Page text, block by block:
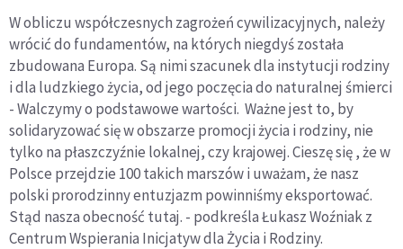
W obliczu współczesnych zagrożeń cywilizacyjnych, należy
wrócić do fundamentów, na których niegdyś została
zbudowana Europa. Są nimi szacunek dla instytucji rodziny
i dla ludzkiego życia, od jego poczęcia do naturalnej śmierci
- Walczymy o podstawowe wartości. Ważne jest to, by
solidaryzować się w obszarze promocji życia i rodziny, nie
tylko na płaszczyźnie lokalnej, czy krajowej. Cieszę się , że w
Polsce przejdzie 100 takich marszów i uważam, że nasz
polski prorodzinny entuzjazm powinniśmy eksportować.
Stąd nasza obecność tutaj. - podkreśla Łukasz Woźniak z
Centrum Wspierania Inicjatyw dla Życia i Rodziny.